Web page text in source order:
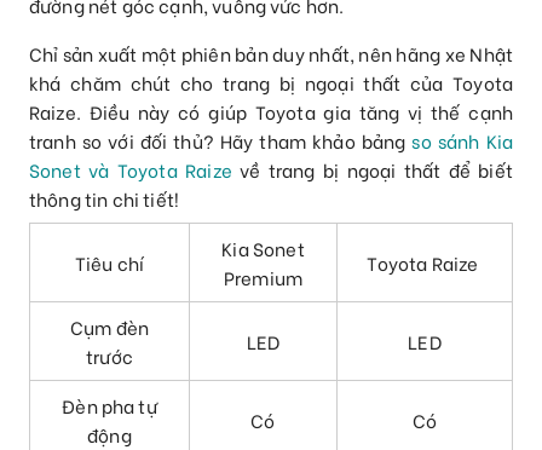
Chỉ sản xuất một phiên bản duy nhất, nên hãng xe Nhật
khá chăm chút cho trang bị ngoại thất của Toyota
Raize. Điều này có giúp Toyota gia tăng vị thế cạnh
tranh so với đối thủ? Hãy tham khảo bảngso sánh Kia
Sonet và Toyota Raize về trang bị ngoại thất để biết
thông tin chi tiết!
Tiêu chí
Kia Sonet
Premium
Toyota Raize
Cụm đèn
trước
LED LED
Đèn pha tự
động
Có Có